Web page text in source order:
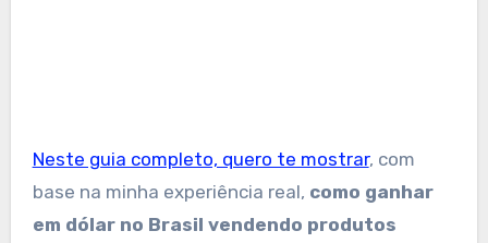
Neste guia completo, quero te mostrar, com
base na minha experiência real, como ganhar
em dólar no Brasil vendendo produtos